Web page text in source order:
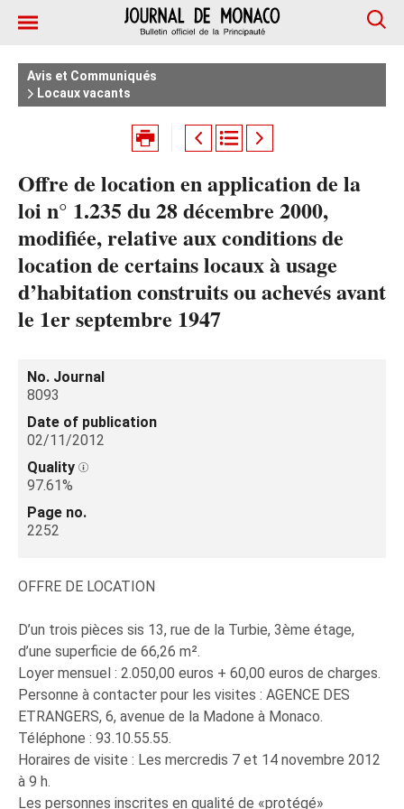
Avis et Communiqués
Locaux vacants
Offre de location en application de la
loi n° 1.235 du 28 décembre 2000,
modifiée, relative aux conditions de
location de certains locaux à usage
d’habitation construits ou achevés avant
le 1er septembre 1947
No. Journal
8093
Date of publication
02/11/2012
Quality
97.61%
Page no.
2252
OFFRE DE LOCATION
D’un trois pièces sis 13, rue de la Turbie, 3ème étage,
d’une superficie de 66,26 m².
Loyer mensuel : 2.050,00 euros + 60,00 euros de charges.
Personne à contacter pour les visites : AGENCE DES
ETRANGERS, 6, avenue de la Madone à Monaco.
Téléphone : 93.10.55.55.
Horaires de visite : Les mercredis 7 et 14 novembre 2012
à 9 h.
Les personnes inscrites en qualité de «protégé»